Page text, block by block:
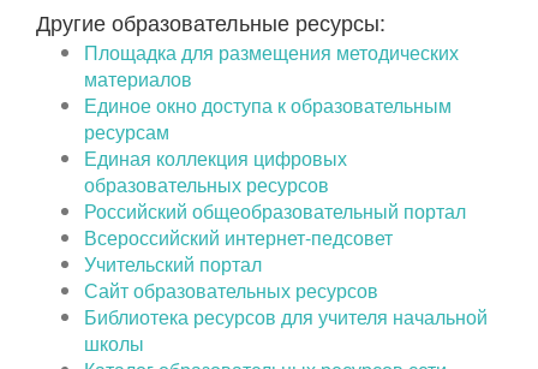
Другие образовательные ресурсы:
Площадка для размещения методических
материалов
Единое окно доступа к образовательным
ресурсам
Единая коллекция цифровых
образовательных ресурсов
Российский общеобразовательный портал
Всероссийский интернет-педсовет
Учительский портал
Сайт образовательных ресурсов
Библиотека ресурсов для учителя начальной
школы